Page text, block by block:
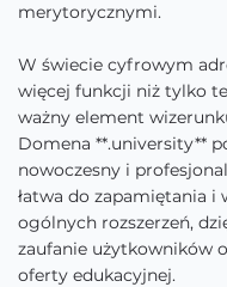
merytorycznymi.
W świecie cyfrowym
więcej funkcji niż tylko
ważny element
Domena **.university**
nowoczesny i
łatwa do zapamiętania i
ogólnych rozszerzeń,
zaufanie użytkowników
oferty edukacyjnej.